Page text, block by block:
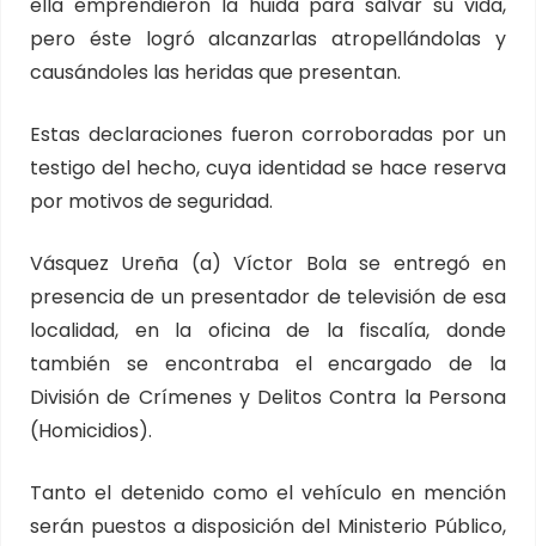
ella emprendieron la huida para salvar su vida,
pero éste logró alcanzarlas atropellándolas y
causándoles las heridas que presentan.
Estas declaraciones fueron corroboradas por un
testigo del hecho, cuya identidad se hace reserva
por motivos de seguridad.
Vásquez Ureña (a) Víctor Bola se entregó en
presencia de un presentador de televisión de esa
localidad, en la oficina de la fiscalía, donde
también se encontraba el encargado de la
División de Crímenes y Delitos Contra la Persona
(Homicidios).
Tanto el detenido como el vehículo en mención
serán puestos a disposición del Ministerio Público,